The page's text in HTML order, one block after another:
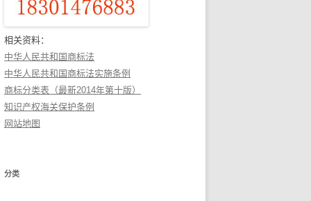
相关资料：
中华人民共和国商标法
中华人民共和国商标法实施条例
商标分类表（最新2014年第十版）
知识产权海关保护条例
网站地图
分类